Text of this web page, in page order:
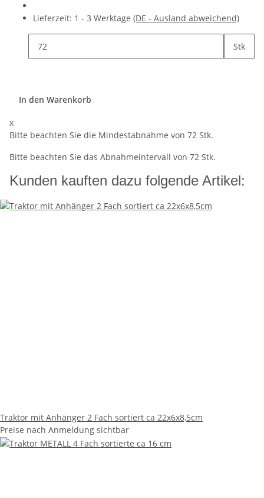
Lieferzeit: 1 - 3 Werktage (DE - Ausland abweichend)
Stk
In den Warenkorb
x
Bitte beachten Sie die Mindestabnahme von 72 Stk.
Bitte beachten Sie das Abnahmeintervall von 72 Stk.
Kunden kauften dazu folgende Artikel:
Traktor mit Anhänger 2 Fach sortiert ca 22x6x8,5cm
Preise nach Anmeldung sichtbar